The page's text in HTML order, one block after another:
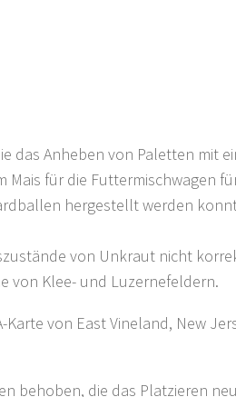
das Anheben von Paletten mit
für die Futtermischwagen
hergestellt werden
von Unkraut nicht
von Klee- und Luzernefeldern.
von East Vineland, New
behoben, die das Platzieren